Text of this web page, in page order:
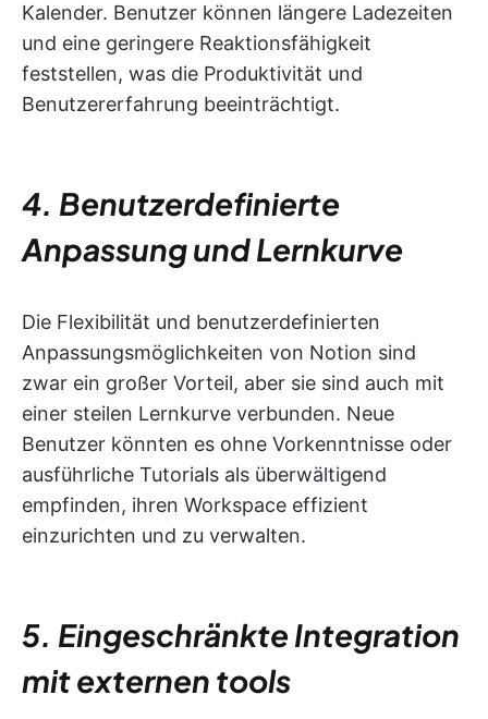
Kalender. Benutzer können längere Ladezeiten
und eine geringere Reaktionsfähigkeit
feststellen, was die Produktivität und
Benutzererfahrung beeinträchtigt.
4. Benutzerdefinierte
Anpassung und Lernkurve
Die Flexibilität und benutzerdefinierten
Anpassungsmöglichkeiten von Notion sind
zwar ein großer Vorteil, aber sie sind auch mit
einer steilen Lernkurve verbunden. Neue
Benutzer könnten es ohne Vorkenntnisse oder
ausführliche Tutorials als überwältigend
empfinden, ihren Workspace effizient
einzurichten und zu verwalten.
5. Eingeschränkte Integration
mit externen tools